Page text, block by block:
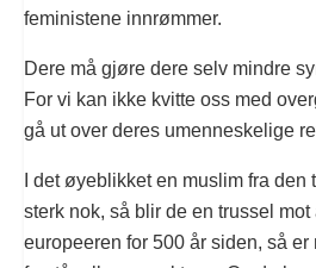
feministene innrømmer.
Dere må gjøre dere selv mindre
For vi kan ikke kvitte oss med
gå ut over deres umenneskelige
I det øyeblikket en muslim fra
sterk nok, så blir de en trussel
europeeren for 500 år siden, så er